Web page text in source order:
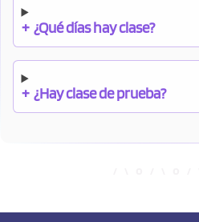
+ ¿Qué días hay clase?
+ ¿Hay clase de prueba?